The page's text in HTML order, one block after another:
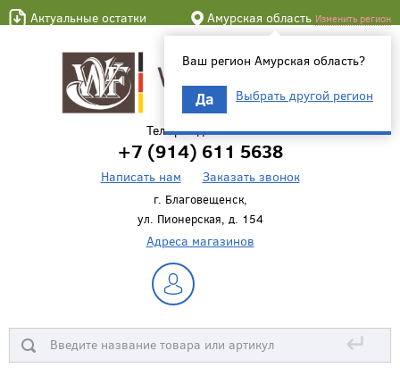
Актуальные остатки Амурская область Изменить регион
Ваш регион Амурская область?
Да Выбрать другой регион
Телефон для связи
+7 (914) 611 5638
Написать нам Заказать звонок
г. Благовещенск,
ул. Пионерская, д. 154
Адреса магазинов
↵